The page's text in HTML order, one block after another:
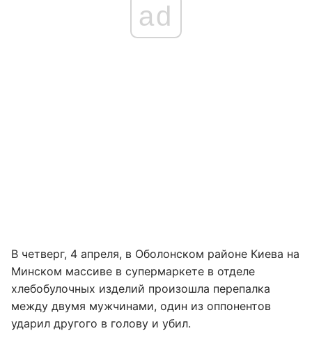
ad
В четверг, 4 апреля, в Оболонском районе Киева на
Минском массиве в супермаркете в отделе
хлебобулочных изделий произошла перепалка
между двумя мужчинами, один из оппонентов
ударил другого в голову и убил.